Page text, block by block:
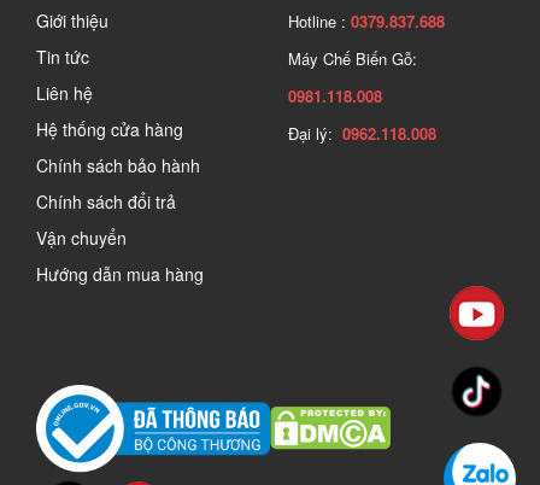
Giới thiệu
Tin tức
Liên hệ
Hệ thống cửa hàng
Chính sách bảo hành
Chính sách đổi trả
Vận chuyển
Hướng dẫn mua hàng
Hotline : 0379.837.688
Máy Chế Biến Gỗ:
0981.118.008
Đại lý: 0962.118.008